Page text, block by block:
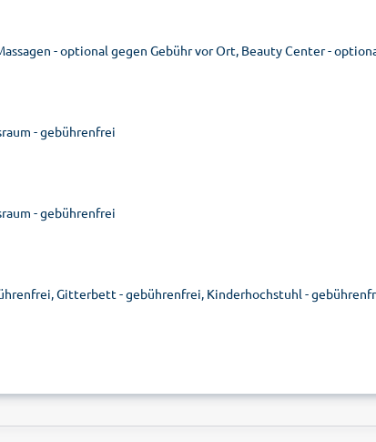
- optional gegen Gebühr vor Ort, Beauty Center -
- gebührenfrei
- gebührenfrei
Gitterbett - gebührenfrei, Kinderhochstuhl -